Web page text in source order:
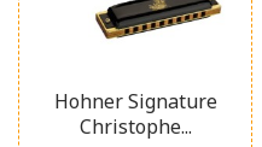
Hohner Signature
Christophe...